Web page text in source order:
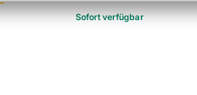
Sofort verfügbar